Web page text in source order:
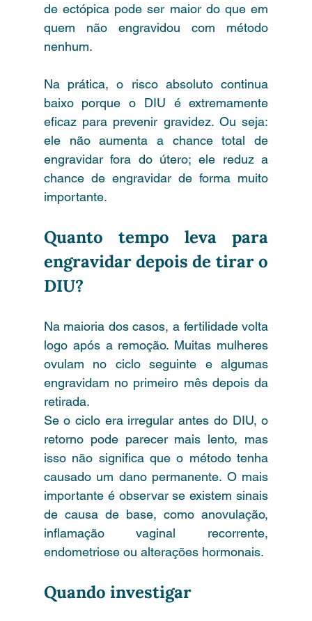
de ectópica pode ser maior do que em
quem não engravidou com método
nenhum.
Na prática, o risco absoluto continua
baixo porque o DIU é extremamente
eficaz para prevenir gravidez. Ou seja:
ele não aumenta a chance total de
engravidar fora do útero; ele reduz a
chance de engravidar de forma muito
importante.
Quanto tempo leva para
engravidar depois de tirar o
DIU?
Na maioria dos casos, a fertilidade volta
logo após a remoção. Muitas mulheres
ovulam no ciclo seguinte e algumas
engravidam no primeiro mês depois da
retirada.
Se o ciclo era irregular antes do DIU, o
retorno pode parecer mais lento, mas
isso não significa que o método tenha
causado um dano permanente. O mais
importante é observar se existem sinais
de causa de base, como anovulação,
inflamação vaginal recorrente,
endometriose ou alterações hormonais.
Quando investigar